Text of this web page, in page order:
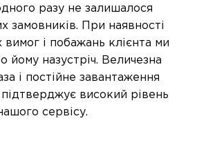
разу не залишалося
замовників. При наявності
вимог і побажань клієнта ми
йому назустріч. Величезна
і постійне завантаження
високий рівень
сервісу.